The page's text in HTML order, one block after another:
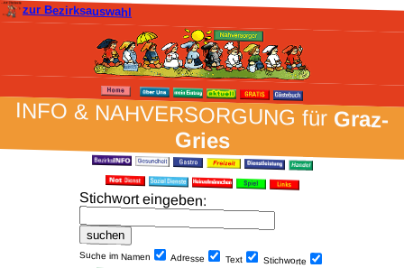
zur Bezirksauswahl
INFO & NAH­VER­SORG­UNG fürGraz-
Gries
Stich­wort ein­geben:
Suche im Namen Adresse Text Stich­worte